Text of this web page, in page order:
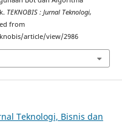
TEKNOBIS : Jurnal Teknologi,
from
article/view/2986
Teknologi, Bisnis dan